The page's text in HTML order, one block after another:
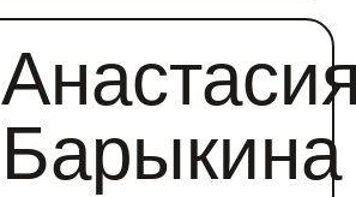
Барыкина